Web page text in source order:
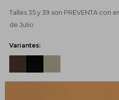
Talles 35 y 39 son PREVENTA con
de Julio
Variantes: